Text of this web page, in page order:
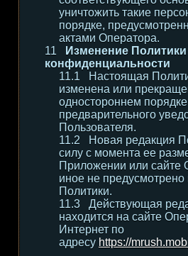
уничтожить такие
порядке,
актами Оператора.
Изменение Политики
конфиденциальности
Настоящая
изменена или
одностороннем
предварительного
Пользователя.
Новая редакция
силу с момента ее
Приложении или сайте
иное не
Политики.
Действующая
находится на сайте
Интернет по
адресу https://